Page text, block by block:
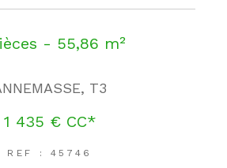
- 55,86 m²
T3
1 435 € CC*
REF : 45746